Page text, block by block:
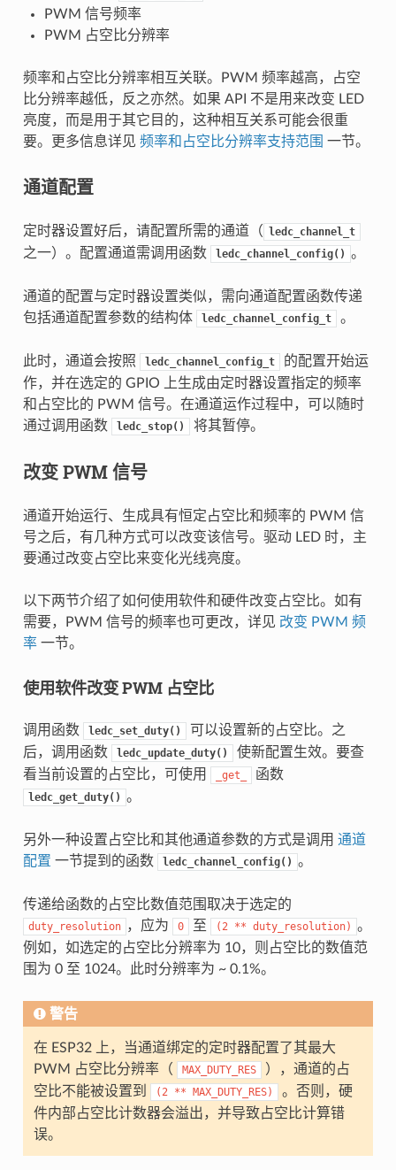
PWM 信号频率
PWM 占空比分辨率
频率和占空比分辨率相互关联。PWM 频率越高，占空
比分辨率越低，反之亦然。如果 API 不是用来改变 LED
亮度，而是用于其它目的，这种相互关系可能会很重
要。更多信息详见 频率和占空比分辨率支持范围 一节。
通道配置
定时器设置好后，请配置所需的通道（ ledc_channel_t
之一）。配置通道需调用函数 ledc_channel_config() 。
通道的配置与定时器设置类似，需向通道配置函数传递
包括通道配置参数的结构体
ledc_channel_config_t 。
此时，通道会按照 ledc_channel_config_t
的配置开始运
作，并在选定的 GPIO 上生成由定时器设置指定的频率
和占空比的 PWM 信号。在通道运作过程中，可以随时
通过调用函数
ledc_stop() 将其暂停。
改变 PWM 信号
通道开始运行、生成具有恒定占空比和频率的 PWM 信
号之后，有几种方式可以改变该信号。驱动 LED 时，主
要通过改变占空比来变化光线亮度。
以下两节介绍了如何使用软件和硬件改变占空比。如有
需要，PWM 信号的频率也可更改，详见 改变 PWM 频
率一节。
使用软件改变 PWM 占空比
调用函数 ledc_set_duty()
可以设置新的占空比。之
后，调用函数
ledc_update_duty()
使新配置生效。要查
看当前设置的占空比，可使用
_get_ 函数
ledc_get_duty() 。
另外一种设置占空比和其他通道参数的方式是调用 通道
配置 一节提到的函数 ledc_channel_config() 。
传递给函数的占空比数值范围取决于选定的
duty_resolution ，应为 0 至 (2 ** duty_resolution) 。
例如，如选定的占空比分辨率为 10，则占空比的数值范
围为 0 至 1024。此时分辨率为 ~ 0.1%。
警告
在 ESP32 上，当通道绑定的定时器配置了其最大
PWM 占空比分辨率（
MAX_DUTY_RES
），通道的占
空比不能被设置到
(2 ** MAX_DUTY_RES)
。否则，硬
件内部占空比计数器会溢出，并导致占空比计算错
误。